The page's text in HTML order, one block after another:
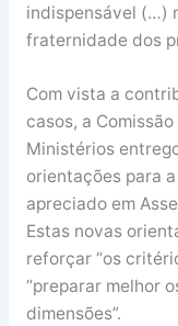
indispensável (…)
fraternidade dos
Com vista a
casos, a
Ministérios
orientações para
apreciado em
Estas novas
reforçar “os
“preparar melhor
dimensões”.